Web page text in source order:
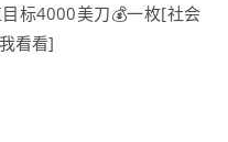
标4000美刀💰一枚[社会
看看]